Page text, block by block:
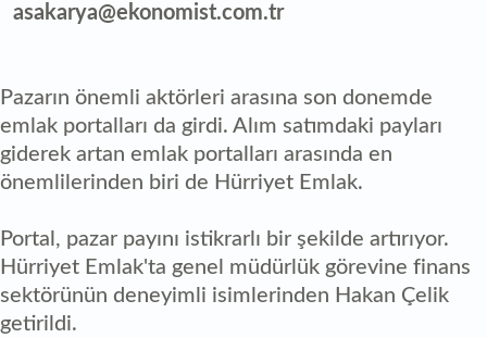
asakarya@ekonomist.com.tr
Pazarın önemli aktörleri arasına son donemde
emlak portalları da girdi. Alım satımdaki payları
giderek artan emlak portalları arasında en
önemlilerinden biri de Hürriyet Emlak.
Portal, pazar payını istikrarlı bir şekilde artırıyor.
Hürriyet Emlak'ta genel müdürlük görevine finans
sektörünün deneyimli isimlerinden Hakan Çelik
getirildi.